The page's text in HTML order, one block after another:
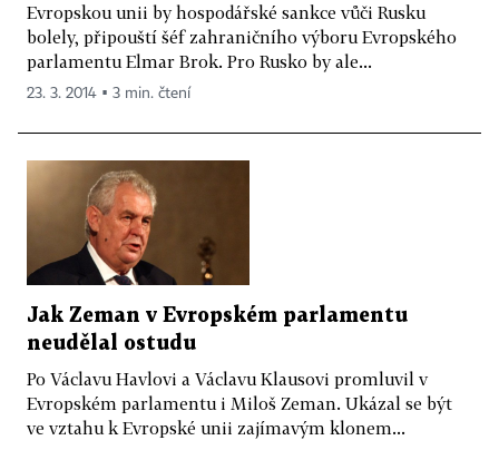
Evropskou unii by hospodářské sankce vůči Rusku
bolely, připouští šéf zahraničního výboru Evropského
parlamentu Elmar Brok. Pro Rusko by ale...
23. 3. 2014 ▪ 3 min. čtení
Jak Zeman v Evropském parlamentu
neudělal ostudu
Po Václavu Havlovi a Václavu Klausovi promluvil v
Evropském parlamentu i Miloš Zeman. Ukázal se být
ve vztahu k Evropské unii zajímavým klonem...